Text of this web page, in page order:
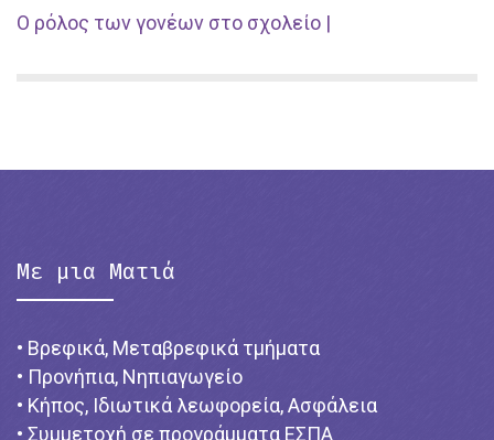
Ο ρόλος των γονέων στο σχολείο |
Με μια Ματιά
• Βρεφικά, Μεταβρεφικά τμήματα
• Προνήπια, Νηπιαγωγείο
• Κήπος, Ιδιωτικά λεωφορεία, Ασφάλεια
• Συμμετοχή σε προγράμματα ΕΣΠΑ